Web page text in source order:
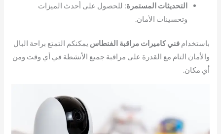
التحديثات المستمرة: للحصول على أحدث الميزات
وتحسينات الأمان.
باستخدامفني كاميرات مراقبة الفنطاس يمكنكم التمتع براحة البال
والأمان التام مع القدرة على مراقبة جميع الأنشطة في أي وقت ومن
أي مكان.